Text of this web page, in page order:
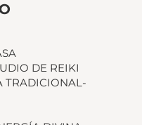
DE REIKI
TRADICIONAL-